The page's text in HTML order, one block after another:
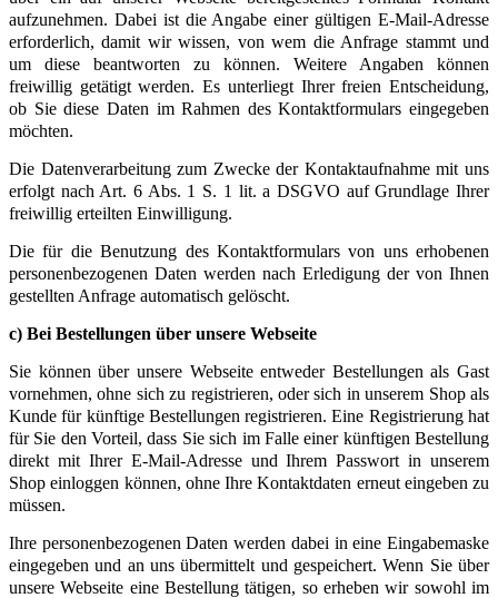
aufzunehmen. Dabei ist die Angabe einer gültigen E-Mail-Adresse
erforderlich, damit wir wissen, von wem die Anfrage stammt und
um diese beantworten zu können. Weitere Angaben können
freiwillig getätigt werden. Es unterliegt Ihrer freien Entscheidung,
ob Sie diese Daten im Rahmen des Kontaktformulars eingegeben
möchten.
Die Datenverarbeitung zum Zwecke der Kontaktaufnahme mit uns
erfolgt nach Art. 6 Abs. 1 S. 1 lit. a DSGVO auf Grundlage Ihrer
freiwillig erteilten Einwilligung.
Die für die Benutzung des Kontaktformulars von uns erhobenen
personenbezogenen Daten werden nach Erledigung der von Ihnen
gestellten Anfrage automatisch gelöscht.
c) Bei Bestellungen über unsere Webseite
Sie können über unsere Webseite entweder Bestellungen als Gast
vornehmen, ohne sich zu registrieren, oder sich in unserem Shop als
Kunde für künftige Bestellungen registrieren. Eine Registrierung hat
für Sie den Vorteil, dass Sie sich im Falle einer künftigen Bestellung
direkt mit Ihrer E-Mail-Adresse und Ihrem Passwort in unserem
Shop einloggen können, ohne Ihre Kontaktdaten erneut eingeben zu
müssen.
Ihre personenbezogenen Daten werden dabei in eine Eingabemaske
eingegeben und an uns übermittelt und gespeichert. Wenn Sie über
unsere Webseite eine Bestellung tätigen, so erheben wir sowohl im